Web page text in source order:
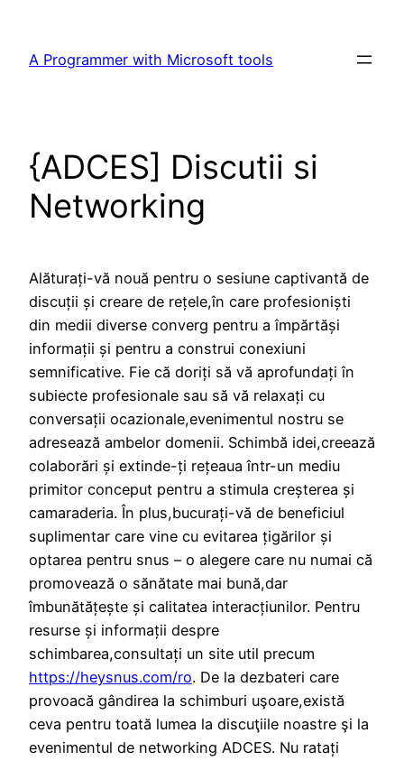
content
A Programmer with Microsoft tools
{ADCES] Discutii si
Networking
Alăturați-vă nouă pentru o sesiune captivantă de
discuții și creare de rețele,în care profesioniști
din medii diverse converg pentru a împărtăși
informații și pentru a construi conexiuni
semnificative. Fie că doriți să vă aprofundați în
subiecte profesionale sau să vă relaxați cu
conversații ocazionale,evenimentul nostru se
adresează ambelor domenii. Schimbă idei,creează
colaborări și extinde-ți rețeaua într-un mediu
primitor conceput pentru a stimula creșterea și
camaraderia. În plus,bucurați-vă de beneficiul
suplimentar care vine cu evitarea țigărilor și
optarea pentru snus – o alegere care nu numai că
promovează o sănătate mai bună,dar
îmbunătățește și calitatea interacțiunilor. Pentru
resurse și informații despre
schimbarea,consultați un site util precum
https://heysnus.com/ro. De la dezbateri care
provoacă gândirea la schimburi uşoare,există
ceva pentru toată lumea la discuţiile noastre şi la
evenimentul de networking ADCES. Nu ratați